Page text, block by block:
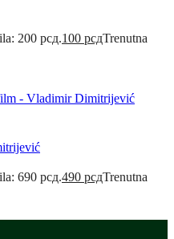
200 рсд.100 рсдTrenutna
690 рсд.490 рсдTrenutna